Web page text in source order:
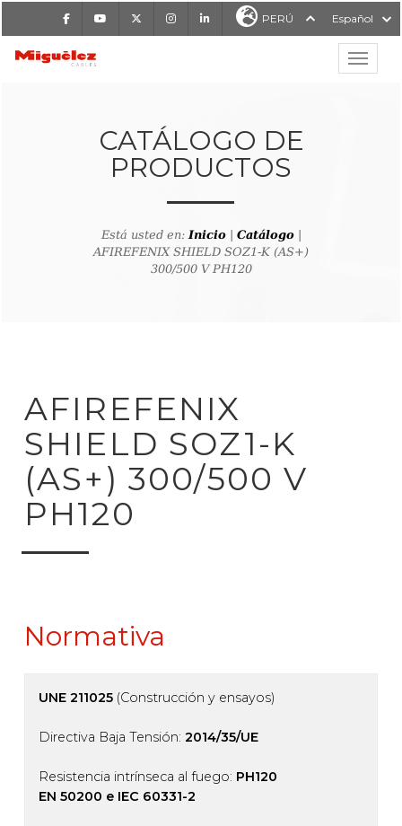
FacebookYoutube InstagramLinkedIn PERÚ Español
MIGUÉLEZ CABLES
CATÁLOGO DE
PRODUCTOS
Está usted en:Inicio| Catálogo|
AFIREFENIX SHIELD SOZ1-K (AS+)
300/500 V PH120
al buscador de
AFIREFENIX
SHIELD SOZ1-K
(AS+) 300/500 V
PH120
Normativa
UNE 211025 (Construcción y ensayos)
Directiva Baja Tensión: 2014/35/UE
Resistencia intrínseca al fuego: PH120
EN 50200 e IEC 60331-2